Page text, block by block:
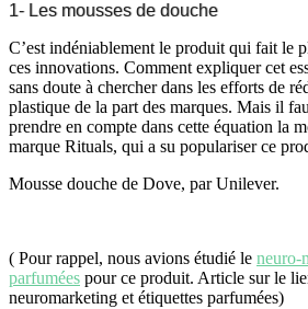
1- Les mousses de douche
C’est indéniablement le produit qui fait le
ces innovations. Comment expliquer cet
sans doute à chercher dans les efforts de
plastique de la part des marques. Mais il
prendre en compte dans cette équation la
marque Rituals, qui a su populariser ce
Mousse douche de Dove, par Unilever.
( Pour rappel, nous avions étudié le neuro-
parfumées pour ce produit. Article sur le
neuromarketing et étiquettes parfumées)